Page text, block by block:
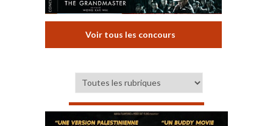
Voir tous les concours